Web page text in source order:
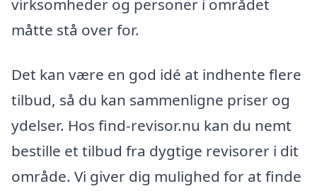
måtte stå over for.
Det kan være en god idé at indhente flere
tilbud, så du kan sammenligne priser og
ydelser. Hos find-revisor.nu kan du nemt
bestille et tilbud fra dygtige revisorer i dit
område. Vi giver dig mulighed for at finde